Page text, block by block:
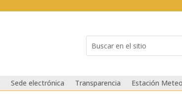
for...
Sede electrónica Transparencia Estación